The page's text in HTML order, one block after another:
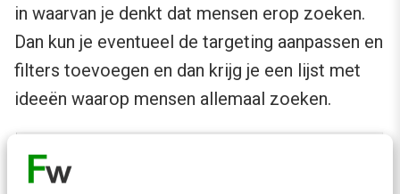
in waarvan je denkt dat mensen erop zoeken.
Dan kun je eventueel de targeting aanpassen en
filters toevoegen en dan krijg je een lijst met
ideeën waarop mensen allemaal zoeken.